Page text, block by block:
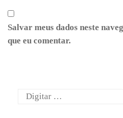
Salvar meus dados neste
que eu comentar.